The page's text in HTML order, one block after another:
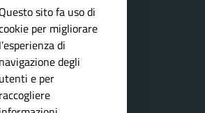
Questo sito fa uso di
per migliorare
l’esperienza di
navigazione degli
utenti e per
raccogliere